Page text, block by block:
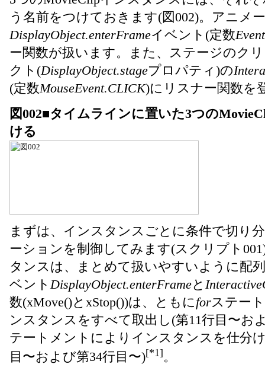
う名前をつけておきます(図002)。アニメ
DisplayObject.enterFrameイベント(定数
ー関数が扱います。また、ステージのク
クト(DisplayObject.stageプロパティ)の
(定数MouseEvent.CLICK)にリスナー関数を
図002■タイムラインに置いた3つの
ける
まずは、インスタンスごとに条件で切り
ーションを制御してみます(スクリプト
タンスは、まとめて扱いやすいように配
ベントDisplayObject.enterFrameと
数(xMove()とxStop())は、ともにforステー
ンスタンスをすべて取出し(第11行目〜お
テートメントによりインスタンスを仕分
目〜および第34行目〜)[*1]。